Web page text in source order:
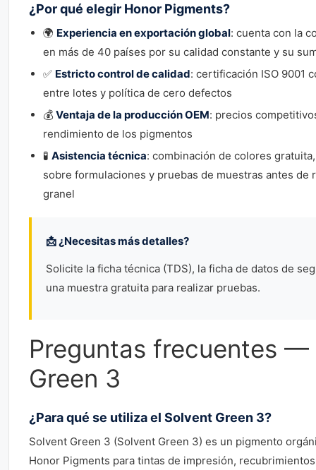
¿Por qué elegir Honor Pigments?
🌍 Experiencia en exportación global: cuenta con la
en más de 40 países por su calidad constante y su
✅ Estricto control de calidad: certificación ISO 9001
entre lotes y política de cero defectos
💰 Ventaja de la producción OEM: precios
rendimiento de los pigmentos
🧪 Asistencia técnica: combinación de colores
sobre formulaciones y pruebas de muestras antes de
granel
📩 ¿Necesitas más detalles?
Solicite la ficha técnica (TDS), la ficha de datos de
una muestra gratuita para realizar pruebas.
Preguntas frecuentes —
Green 3
¿Para qué se utiliza el Solvent Green 3?
Solvent Green 3 (Solvent Green 3) es un pigmento
Honor Pigments para tintas de impresión,